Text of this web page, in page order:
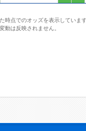
時点でのオッズを表示していま
動は反映されません。